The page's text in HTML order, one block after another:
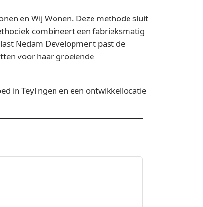
en Wij Wonen. Deze methode sluit
combineert een fabrieksmatig
Nedam Development past de
voor haar groeiende
in Teylingen en een ontwikkellocatie